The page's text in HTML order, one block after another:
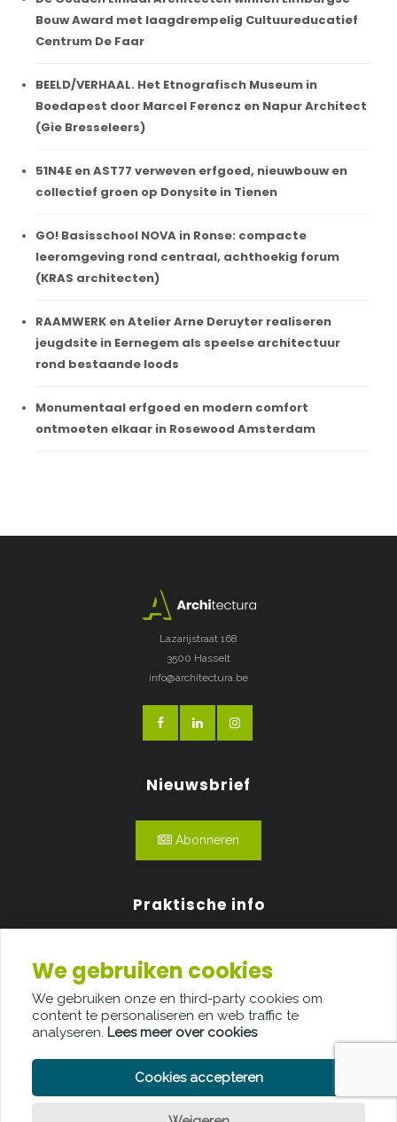
Bouw Award met laagdrempelig Cultuureducatief
Centrum De Faar
BEELD/VERHAAL. Het Etnografisch Museum in
Boedapest door Marcel Ferencz en Napur Architect
(Gie Bresseleers)
51N4E en AST77 verweven erfgoed, nieuwbouw en
collectief groen op Donysite in Tienen
GO! Basisschool NOVA in Ronse: compacte
leeromgeving rond centraal, achthoekig forum
(KRAS architecten)
RAAMWERK en Atelier Arne Deruyter realiseren
jeugdsite in Eernegem als speelse architectuur
rond bestaande loods
Monumentaal erfgoed en modern comfort
ontmoeten elkaar in Rosewood Amsterdam
Lazarijstraat 168
3500 Hasselt
info@architectura.be
Nieuwsbrief
Abonneren
Praktische info
Over ons
Adverteren
Contact
We gebruiken cookies
We gebruiken onze en third-party cookies om
content te personaliseren en web traffic te
analyseren. Lees meer over cookies
Cookies accepteren